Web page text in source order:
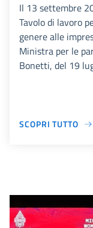
Il 13 settembre
Tavolo di lavoro
genere alle
Ministra per le
Bonetti, del 19
SCOPRI TUTTO